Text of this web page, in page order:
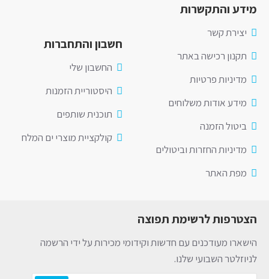
מידע והתקשרות
יצירת קשר
תקנון רכישה באתר
מדיניות פרטיות
מידע אודות משלוחים
ביטול הזמנה
מדיניות החזרות וביטולים
מפת האתר
חשבון והתחברות
החשבון שלי
היסטוריית הזמנות
תוכנית שותפים
קולקציית מוצרי ים המלח
הצטרפות לרשימת תפוצה
הישארו מעודכנים עם חדשות וקידומי מכירות על ידי הרשמה
לניוזלטר השבועי שלנו.